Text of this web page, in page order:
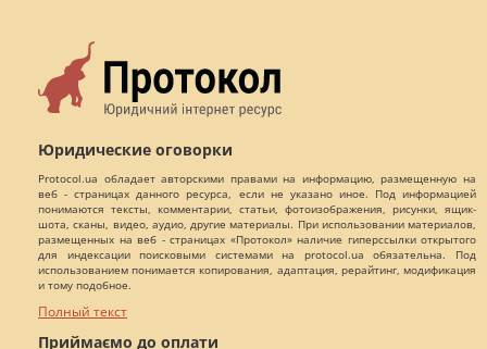
Юридические оговорки
Protocol.ua обладает авторскими правами на информацию, размещенную на
веб - страницах данного ресурса, если не указано иное. Под информацией
понимаются тексты, комментарии, статьи, фотоизображения, рисунки, ящик-
шота, сканы, видео, аудио, другие материалы. При использовании материалов,
размещенных на веб - страницах «Протокол» наличие гиперссылки открытого
для индексации поисковыми системами на protocol.ua обязательна. Под
использованием понимается копирования, адаптация, рерайтинг, модификация
и тому подобное.
Полный текст
Приймаємо до оплати